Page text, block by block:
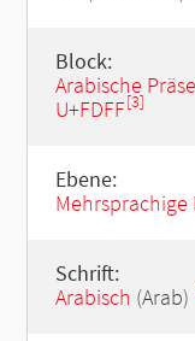
Block:
Arabische
U+FDFF[3]
Ebene:
Mehrsprachige
Schrift:
Arabisch (Arab)